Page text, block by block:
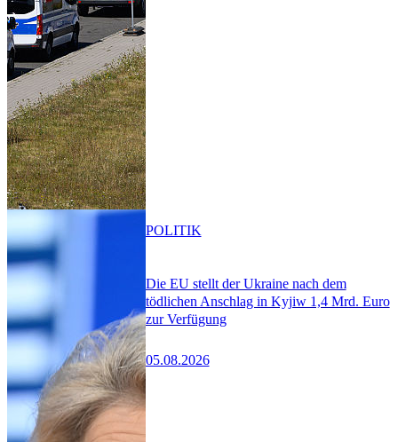
Die EU stellt der Ukraine nach dem
tödlichen Anschlag in Kyjiw 1,4 Mrd. Euro
zur Verfügung
05.08.2026
POLITIK